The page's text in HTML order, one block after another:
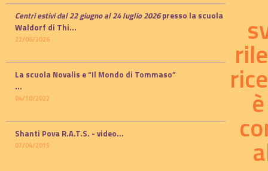
Centri estivi dal 22 giugno al 24 luglio 2026presso la scuola
Waldorf di Thi...
22/06/2026
La scuola Novalis e “Il Mondo di Tommaso”
...
04/10/2022
Shanti Pova R.A.T.S. - video...
07/04/2015